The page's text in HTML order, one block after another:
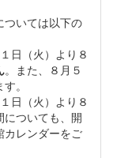
いては以下の
日（火）より８
。また、８月５
。
日（火）より８
についても、開
カレンダーをご